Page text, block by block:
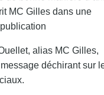
MC Gilles dans une
alias MC Gilles,
déchirant sur